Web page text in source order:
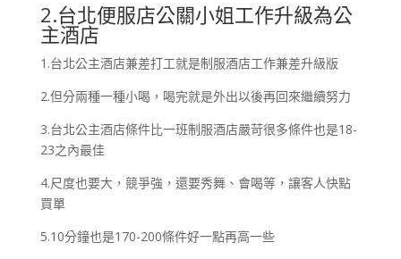
2.台北便服店公關小姐工作升級為公
主酒店
1.台北公主酒店兼差打工就是制服酒店工作兼差升級版
2.但分兩種一種小喝，喝完就是外出以後再回來繼續努力
3.台北公主酒店條件比一班制服酒店嚴苛很多條件也是18-
23之內最佳
4.尺度也要大，競爭強，還要秀舞、會喝等，讓客人快點
買單
5.10分鐘也是170-200條件好一點再高一些